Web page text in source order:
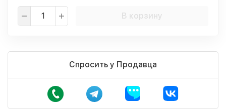
В корзину
Спросить у Продавца